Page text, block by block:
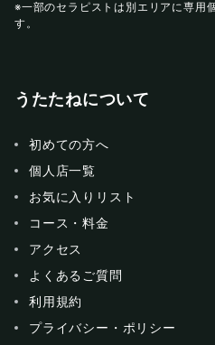
※一部のセラピストは別エリアに専用
す。
うたたねについて
初めての方へ
個人店一覧
お気に入りリスト
コース・料金
アクセス
よくあるご質問
利用規約
プライバシー・ポリシー